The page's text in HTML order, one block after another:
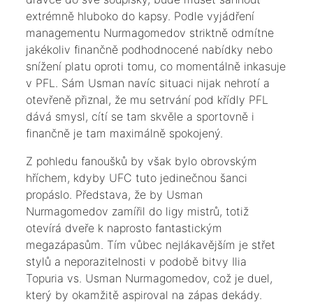
extrémně hluboko do kapsy. Podle vyjádření
managementu Nurmagomedov striktně odmítne
jakékoliv finančně podhodnocené nabídky nebo
snížení platu oproti tomu, co momentálně inkasuje
v PFL. Sám Usman navíc situaci nijak nehrotí a
otevřeně přiznal, že mu setrvání pod křídly PFL
dává smysl, cítí se tam skvěle a sportovně i
finančně je tam maximálně spokojený.
​Z pohledu fanoušků by však bylo obrovským
hříchem, kdyby UFC tuto jedinečnou šanci
propáslo. Představa, že by Usman
Nurmagomedov zamířil do ligy mistrů, totiž
otevírá dveře k naprosto fantastickým
megazápasům. Tím vůbec nejlákavějším je střet
stylů a neporazitelnosti v podobě bitvy Ilia
Topuria vs. Usman Nurmagomedov, což je duel,
který by okamžitě aspiroval na zápas dekády.